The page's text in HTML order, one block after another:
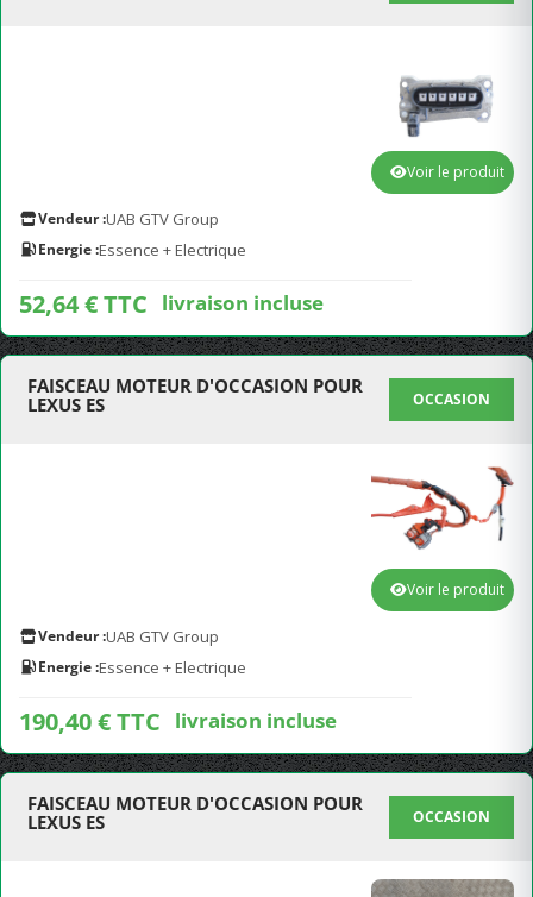
Vendeur :UAB GTV Group
Energie :Essence + Electrique
52,64 € TTC livraison incluse
Voir le produit
FAISCEAU MOTEUR D'OCCASION POUR
LEXUS ES
OCCASION
Vendeur :UAB GTV Group
Energie :Essence + Electrique
190,40 € TTC livraison incluse
Voir le produit
FAISCEAU MOTEUR D'OCCASION POUR
LEXUS ES
OCCASION